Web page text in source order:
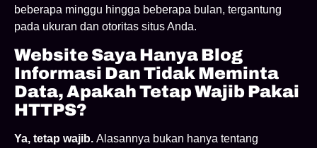
beberapa minggu hingga beberapa bulan, tergantung
pada ukuran dan otoritas situs Anda.
Website Saya Hanya Blog
Informasi Dan Tidak Meminta
Data, Apakah Tetap Wajib Pakai
HTTPS?
Ya, tetap wajib. Alasannya bukan hanya tentang